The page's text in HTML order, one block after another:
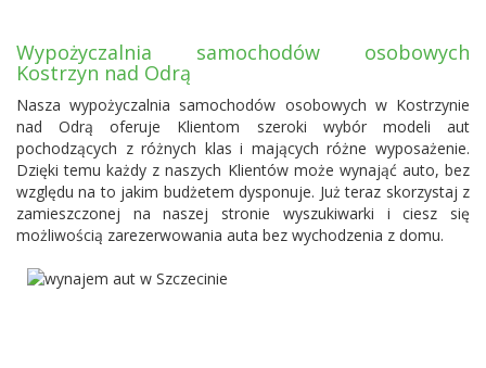
Wypożyczalnia samochodów osobowych
Kostrzyn nad Odrą
Nasza wypożyczalnia samochodów osobowych w Kostrzynie
nad Odrą oferuje Klientom szeroki wybór modeli aut
pochodzących z różnych klas i mających różne wyposażenie.
Dzięki temu każdy z naszych Klientów może wynająć auto, bez
względu na to jakim budżetem dysponuje. Już teraz skorzystaj z
zamieszczonej na naszej stronie wyszukiwarki i ciesz się
możliwością zarezerwowania auta bez wychodzenia z domu.